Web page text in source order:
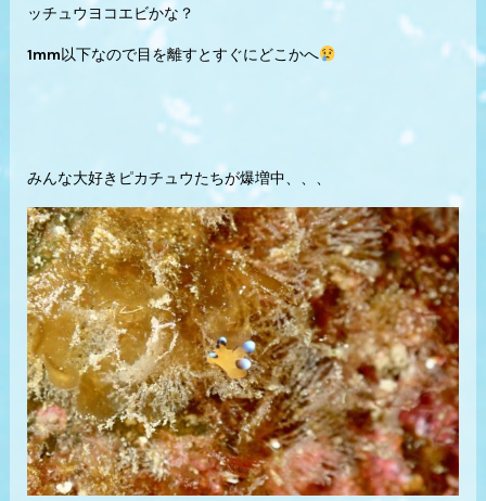
ッチュウヨコエビかな？
1mm以下なので目を離すとすぐにどこかへ
みんな大好きピカチュウたちが爆増中、、、